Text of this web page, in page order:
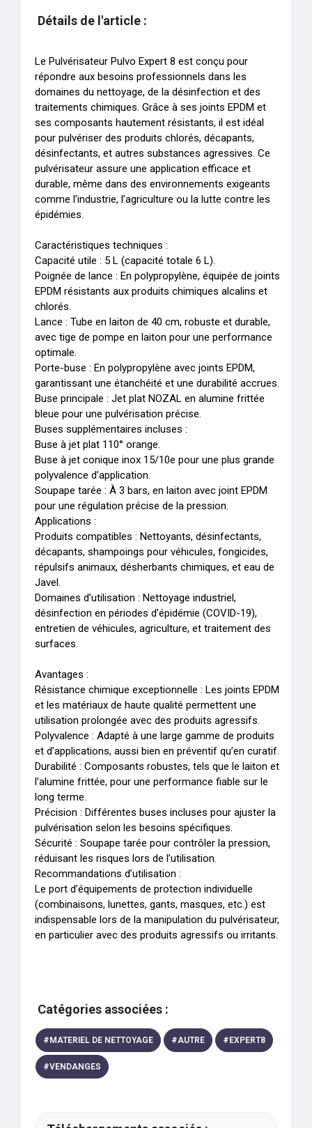
Détails de l'article :
Le Pulvérisateur Pulvo Expert 8 est conçu pour
répondre aux besoins professionnels dans les
domaines du nettoyage, de la désinfection et des
traitements chimiques. Grâce à ses joints EPDM et
ses composants hautement résistants, il est idéal
pour pulvériser des produits chlorés, décapants,
désinfectants, et autres substances agressives. Ce
pulvérisateur assure une application efficace et
durable, même dans des environnements exigeants
comme l’industrie, l’agriculture ou la lutte contre les
épidémies.
Caractéristiques techniques :
Capacité utile : 5 L (capacité totale 6 L).
Poignée de lance : En polypropylène, équipée de joints
EPDM résistants aux produits chimiques alcalins et
chlorés.
Lance : Tube en laiton de 40 cm, robuste et durable,
avec tige de pompe en laiton pour une performance
optimale.
Porte-buse : En polypropylène avec joints EPDM,
garantissant une étanchéité et une durabilité accrues.
Buse principale : Jet plat NOZAL en alumine frittée
bleue pour une pulvérisation précise.
Buses supplémentaires incluses :
Buse à jet plat 110° orange.
Buse à jet conique inox 15/10e pour une plus grande
polyvalence d’application.
Soupape tarée : À 3 bars, en laiton avec joint EPDM
pour une régulation précise de la pression.
Applications :
Produits compatibles : Nettoyants, désinfectants,
décapants, shampoings pour véhicules, fongicides,
répulsifs animaux, désherbants chimiques, et eau de
Javel.
Domaines d’utilisation : Nettoyage industriel,
désinfection en périodes d’épidémie (COVID-19),
entretien de véhicules, agriculture, et traitement des
surfaces.
Avantages :
Résistance chimique exceptionnelle : Les joints EPDM
et les matériaux de haute qualité permettent une
utilisation prolongée avec des produits agressifs.
Polyvalence : Adapté à une large gamme de produits
et d’applications, aussi bien en préventif qu’en curatif.
Durabilité : Composants robustes, tels que le laiton et
l’alumine frittée, pour une performance fiable sur le
long terme.
Précision : Différentes buses incluses pour ajuster la
pulvérisation selon les besoins spécifiques.
Sécurité : Soupape tarée pour contrôler la pression,
réduisant les risques lors de l’utilisation.
Recommandations d’utilisation :
Le port d’équipements de protection individuelle
(combinaisons, lunettes, gants, masques, etc.) est
indispensable lors de la manipulation du pulvérisateur,
en particulier avec des produits agressifs ou irritants.
Catégories associées :
# MATERIEL DE NETTOYAGE #AUTRE # EXPERT8
#VENDANGES